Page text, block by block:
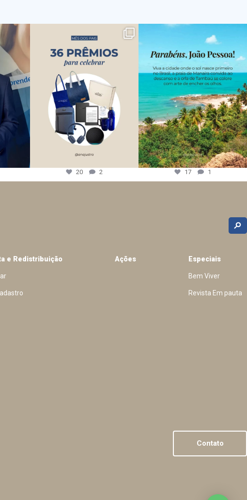
20 2 17 1
e Redistribuição Ações Especiais
Bem Viver
Revista Em pauta
Contato